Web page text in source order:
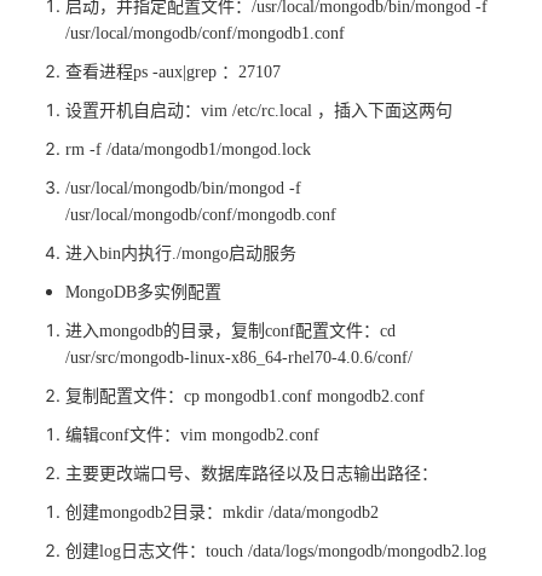
启动，并指定配置文件： /usr/local/mongodb/bin/mongod -f
/usr/local/mongodb/conf/mongodb1.conf
查看进程ps -aux|grep ：27107
设置开机自启动： vim /etc/rc.local ，插入下面这两句
rm -f /data/mongodb1/mongod.lock
/usr/local/mongodb/bin/mongod -f
/usr/local/mongodb/conf/mongodb.conf
进入bin内执行./mongo启动服务
MongoDB多实例配置
进入mongodb的目录，复制conf配置文件：cd
/usr/src/mongodb-linux-x86_64-rhel70-4.0.6/conf/
复制配置文件： cp mongodb1.conf mongodb2.conf
编辑conf文件：vim mongodb2.conf
主要更改端口号、数据库路径以及日志输出路径：
创建mongodb2目录：mkdir /data/mongodb2
创建log日志文件：touch /data/logs/mongodb/mongodb2.log